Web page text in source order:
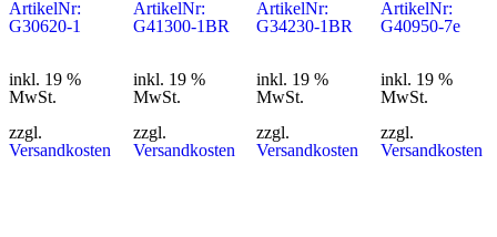
ArtikelNr:
G30620-1
inkl. 19 %
MwSt.
zzgl.
Versandkosten
ArtikelNr:
G41300-1BR
inkl. 19 %
MwSt.
zzgl.
Versandkosten
ArtikelNr:
G34230-1BR
inkl. 19 %
MwSt.
zzgl.
Versandkosten
ArtikelNr:
G40950-7e
inkl. 19 %
MwSt.
zzgl.
Versandkosten